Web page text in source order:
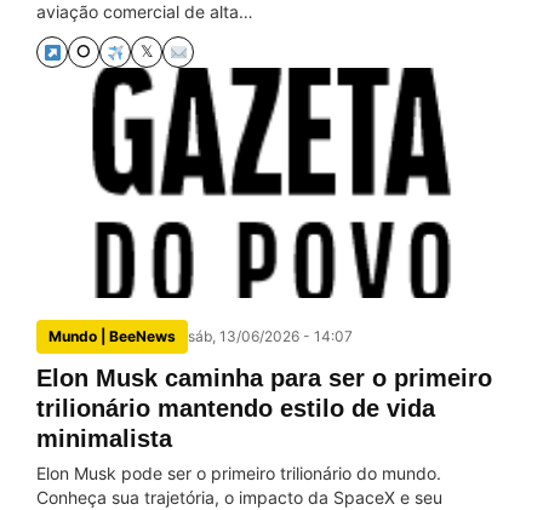
aviação comercial de alta…
⭘ 𝕏
Mundo | BeeNews sáb, 13/06/2026 - 14:07
Elon Musk caminha para ser o primeiro
trilionário mantendo estilo de vida
minimalista
Elon Musk pode ser o primeiro trilionário do mundo.
Conheça sua trajetória, o impacto da SpaceX e seu